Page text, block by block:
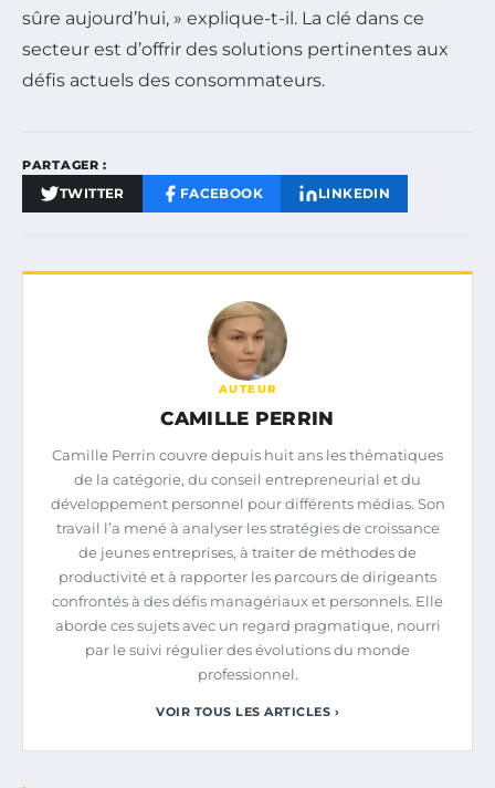
sûre aujourd’hui, » explique-t-il. La clé dans ce
secteur est d’offrir des solutions pertinentes aux
défis actuels des consommateurs.
PARTAGER :
TWITTER FACEBOOK LINKEDIN
AUTEUR
CAMILLE PERRIN
Camille Perrin couvre depuis huit ans les thématiques
de la catégorie, du conseil entrepreneurial et du
développement personnel pour différents médias. Son
travail l’a mené à analyser les stratégies de croissance
de jeunes entreprises, à traiter de méthodes de
productivité et à rapporter les parcours de dirigeants
confrontés à des défis managériaux et personnels. Elle
aborde ces sujets avec un regard pragmatique, nourri
par le suivi régulier des évolutions du monde
professionnel.
VOIR TOUS LES ARTICLES ›